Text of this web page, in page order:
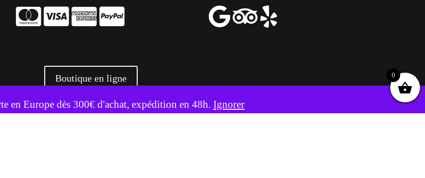
en Europe dès 300€ d'achat, expédition en 48h. Ignorer
   
Boutique en ligne
3500 références livrées partout en Europe
des cookies pour améliorer votre expérience. Accepter Refuser
0